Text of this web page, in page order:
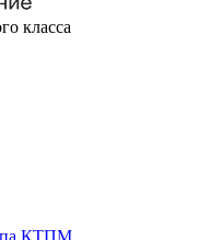
класса
КТПМ